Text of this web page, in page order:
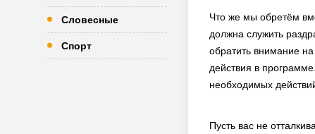
Словесные
Спорт
Что же мы обретём
должна служить
обратить внимание
действия в
необходимых
Пусть вас не